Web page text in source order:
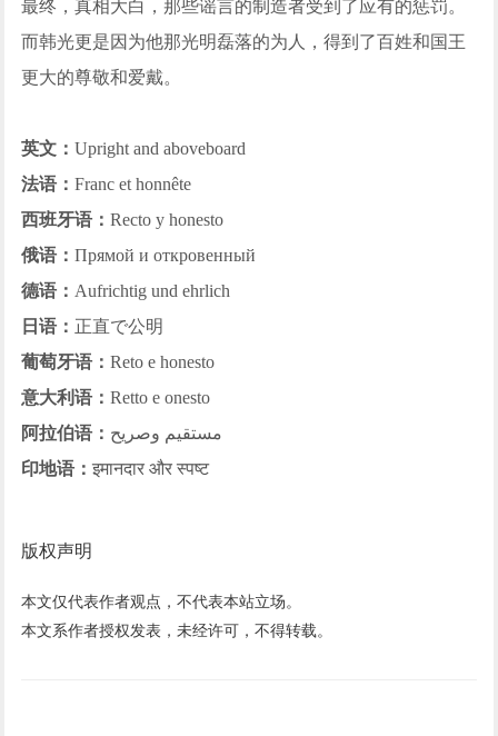
最终，真相大白，那些谣言的制造者受到了应有的惩罚。
而韩光更是因为他那光明磊落的为人，得到了百姓和国王
更大的尊敬和爱戴。
英文：Upright and aboveboard
法语：Franc et honnête
西班牙语：Recto y honesto
俄语：Прямой и откровенный
德语： Aufrichtig und ehrlich
日语： 正直で公明
葡萄牙语：Reto e honesto
意大利语：Retto e onesto
阿拉伯语： مستقيم وصريح
印地语：इमानदार और स्पष्ट
版权声明
本文仅代表作者观点，不代表本站立场。
本文系作者授权发表，未经许可，不得转载。